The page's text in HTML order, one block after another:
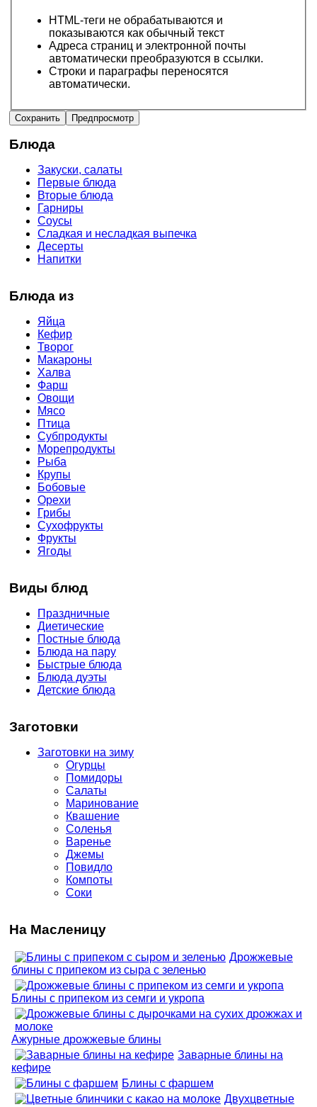
HTML-теги не обрабатываются и
показываются как обычный текст
Адреса страниц и электронной почты
автоматически преобразуются в ссылки.
Строки и параграфы переносятся
автоматически.
Блюда
Закуски, салаты
Первые блюда
Вторые блюда
Гарниры
Соусы
Сладкая и несладкая выпечка
Десерты
Напитки
Блюда из
Яйца
Кефир
Творог
Макароны
Халва
Фарш
Овощи
Мясо
Птица
Субпродукты
Морепродукты
Рыба
Крупы
Бобовые
Орехи
Грибы
Сухофрукты
Фрукты
Ягоды
Виды блюд
Праздничные
Диетические
Постные блюда
Блюда на пару
Быстрые блюда
Блюда дуэты
Детские блюда
Заготовки
Заготовки на зиму
Огурцы
Помидоры
Салаты
Маринование
Квашение
Соленья
Варенье
Джемы
Повидло
Компоты
Соки
На Масленицу
Дрожжевые
блины с припеком из сыра с зеленью
Блины с припеком из семги и укропа
Ажурные дрожжевые блины
Заварные блины на
кефире
Блины с фаршем
Двухцветные